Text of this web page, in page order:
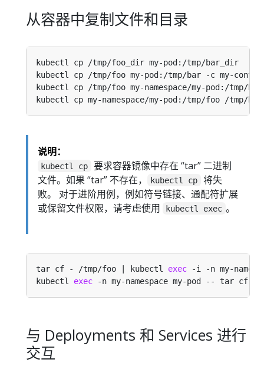
从容器中复制文件和目录
kubectl cp /tmp/foo_dir my-pod:/tmp/
kubectl cp /tmp/foo my-pod:/tmp/bar -c my-
kubectl cp /tmp/foo my-namespace/my-pod:/
kubectl cp my-namespace/my-pod:/tmp/foo /
说明：
kubectl cp
要求容器镜像中存在 “tar” 二进制
文件。如果 “tar” 不存在，
kubectl cp
将失
败。 对于进阶用例，例如符号链接、通配符扩展
或保留文件权限，请考虑使用
kubectl exec 。
tar cf - /tmp/foo | kubectl exec -i -n my-
kubectl exec -n my-namespace my-pod --
与 Deployments 和 Services 进行
交互